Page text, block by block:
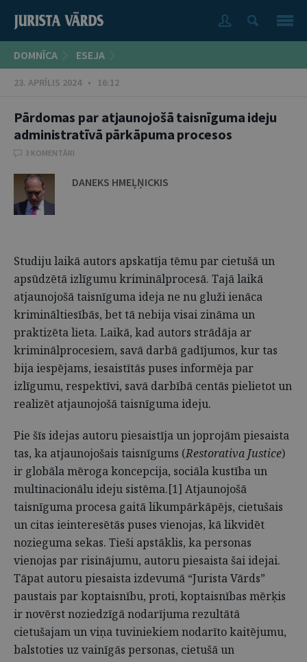
DOMNĪCA ESEJA
23. APRĪLIS 2024 • 16:12
Pārdomas par atjaunojošā taisnīguma ideju
administratīvā pārkāpuma procesos
3 KOMENTĀRI
DANEKS HMEĻŅICKIS
Studiju laikā autors apskatīja tēmu par cietušā un
apsūdzētā izlīgumu kriminālprocesā. Tajā laikā
atjaunojošā taisnīguma ideja ne nu gluži ienāca
krimināltiesībās, bet tā nebija visai zināma un
praktizēta lieta. Laikā, kad autors strādāja ar
kriminālprocesiem, savā darbā gadījumos, kur tas
bija iespējams, iesaistītās puses informēja par
izlīgumu, respektīvi, savā darbībā centās pielietot un
realizēt atjaunojošā taisnīguma ideju.
Pie šīs idejas autoru piesaistīja un joprojām piesaista
tas, ka atjaunojošais taisnīgums (Restorativa Justice)
ir globāla mēroga koncepcija, sociāla kustība un
multinacionālu ideju sistēma.[1] Atjaunojošā
taisnīguma procesa gaitā likumpārkāpējs, cietušais
un citas ieinteresētās puses vienojas, kā likvidēt
nozieguma sekas. Tieši apstāklis, ka personas
vienojas par risinājumu, autoru piesaista šai idejai.
Tāpat autoru piesaista izdevumā “Jurista Vārds”
paustais par koptaisnību, proti, koptaisnības mērķis
ir novērst noziedzīgā nodarījuma rezultātā
cietušajam un viņa tuviniekiem nodarīto kaitējumu,
balstoties uz vainīgās personas, cietušā un